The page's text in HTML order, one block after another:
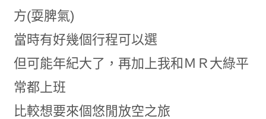
方(耍脾氣)
當時有好幾個行程可以選
但可能年紀大了，再加上我和ＭＲ大綠平
常都上班
比較想要來個悠閒放空之旅